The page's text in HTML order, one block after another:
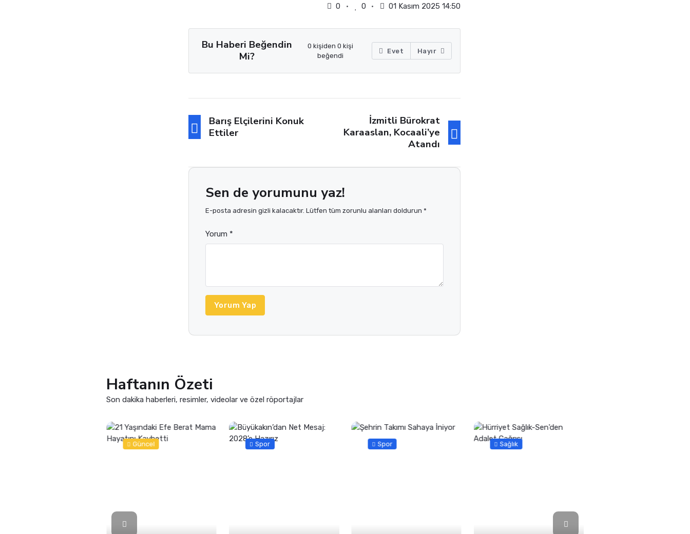
0 0 01 Kasım 2025 14:50
Bu Haberi Beğendin
Mi?
0 kişiden 0 kişi
beğendi
Evet Hayır
Barış Elçilerini Konuk
Ettiler
İzmitli Bürokrat
Karaaslan, Kocaali’ye
Atandı
Sen de yorumunu yaz!
E-posta adresin gizli kalacaktır. Lütfen tüm zorunlu alanları doldurun *
Yorum *
Yorum Yap
Haftanın Özeti
Son dakika haberleri, resimler, videolar ve özel röportajlar
Güncel Spor Spor Sağlık